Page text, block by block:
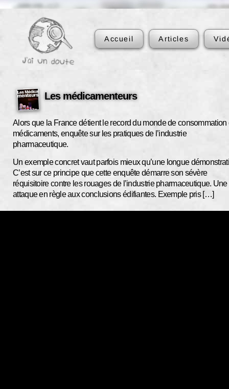
Accueil Articles
Les médicamenteurs
Alors que la France détient le record du monde de consommation
médicaments, enquête sur les pratiques de l’industrie
pharmaceutique.
Un exemple concret vaut parfois mieux qu’une longue
C’est sur ce principe que cette enquête démarre son sévère
réquisitoire contre les rouages de l’industrie pharmaceutique. Une
attaque en règle aux conclusions édifiantes. Exemple pris […]